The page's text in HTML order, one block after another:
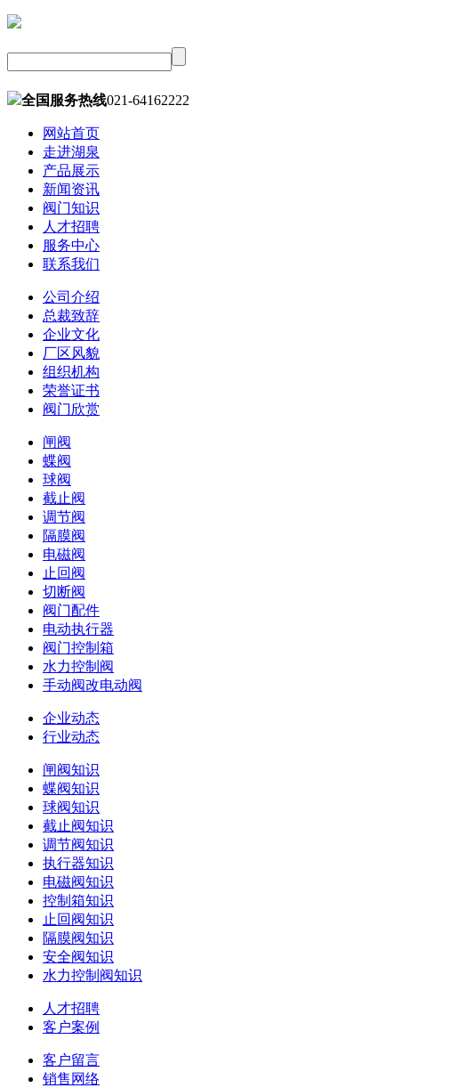
全国服务热线021-64162222
网站首页
走进湖泉
产品展示
新闻资讯
阀门知识
人才招聘
服务中心
联系我们
公司介绍
总裁致辞
企业文化
厂区风貌
组织机构
荣誉证书
阀门欣赏
闸阀
蝶阀
球阀
截止阀
调节阀
隔膜阀
电磁阀
止回阀
切断阀
阀门配件
电动执行器
阀门控制箱
水力控制阀
手动阀改电动阀
企业动态
行业动态
闸阀知识
蝶阀知识
球阀知识
截止阀知识
调节阀知识
执行器知识
电磁阀知识
控制箱知识
止回阀知识
隔膜阀知识
安全阀知识
水力控制阀知识
人才招聘
客户案例
客户留言
销售网络